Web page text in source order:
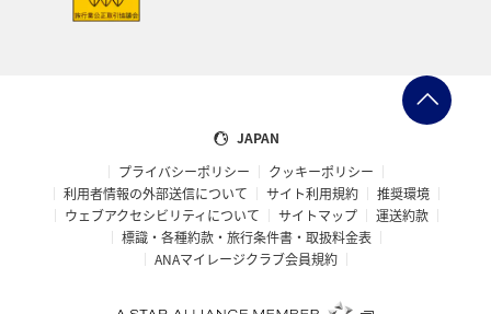
ANAのサービス
ANAショッピング A-style マリンスポーツ
サイクリング 旅アト トラウト
JAPAN
プライバシーポリシー
クッキーポリシー
利用者情報の外部送信について
サイト利用規約
推奨環境
ウェブアクセシビリティについて
サイトマップ
運送約款
標識・各種約款・旅行条件書・取扱料金表
ANAマイレージクラブ会員規約